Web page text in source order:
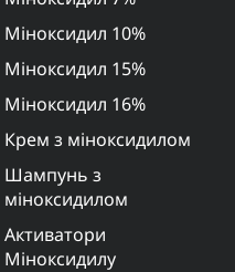
Міноксидил 10%
Міноксидил 15%
Міноксидил 16%
Крем з міноксидилом
Шампунь з
міноксидилом
Активатори
Міноксидилу